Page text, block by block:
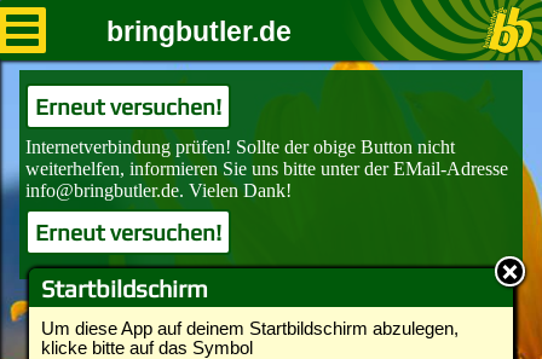
Startbildschirm
Um diese App auf deinem Startbildschirm abzulegen,
klicke bitte auf das Symbol
bringbutler.de
Erneut versuchen!
Erneut versuchen!